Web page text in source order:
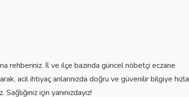
rehberiniz. İl ve ilçe bazında güncel nöbetçi eczane
acil ihtiyaç anlarınızda doğru ve güvenilir bilgiye hızla
için yanınızdayız!